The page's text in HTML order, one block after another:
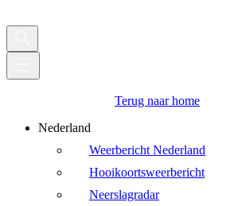
Terug naar home
Nederland
Weerbericht Nederland
Hooikoortsweerbericht
Neerslagradar